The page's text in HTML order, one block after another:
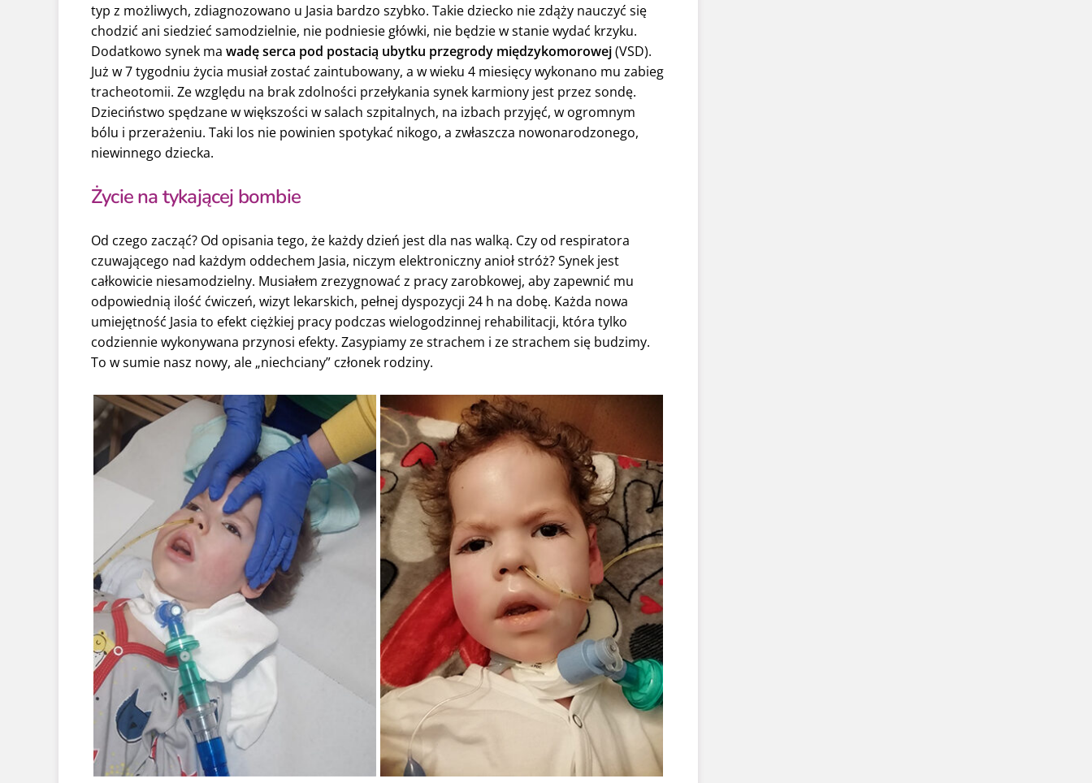
typ z możliwych, zdiagnozowano u Jasia bardzo szybko. Takie dziecko nie zdąży nauczyć się
chodzić ani siedzieć samodzielnie, nie podniesie główki, nie będzie w stanie wydać krzyku.
Dodatkowo synek ma wadę serca pod postacią ubytku przegrody międzykomorowej(VSD).
Już w 7 tygodniu życia musiał zostać zaintubowany, a w wieku 4 miesięcy wykonano mu zabieg
tracheotomii. Ze względu na brak zdolności przełykania synek karmiony jest przez sondę.
Dzieciństwo spędzane w większości w salach szpitalnych, na izbach przyjęć, w ogromnym
bólu i przerażeniu. Taki los nie powinien spotykać nikogo, a zwłaszcza nowonarodzonego,
niewinnego dziecka.
Życie na tykającej bombie
Od czego zacząć? Od opisania tego, że każdy dzień jest dla nas walką. Czy od respiratora
czuwającego nad każdym oddechem Jasia, niczym elektroniczny anioł stróż? Synek jest
całkowicie niesamodzielny. Musiałem zrezygnować z pracy zarobkowej, aby zapewnić mu
odpowiednią ilość ćwiczeń, wizyt lekarskich, pełnej dyspozycji 24 h na dobę. Każda nowa
umiejętność Jasia to efekt ciężkiej pracy podczas wielogodzinnej rehabilitacji, która tylko
codziennie wykonywana przynosi efekty. Zasypiamy ze strachem i ze strachem się budzimy.
To w sumie nasz nowy, ale „niechciany” członek rodziny.